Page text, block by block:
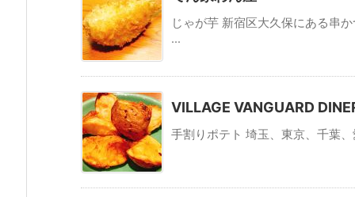
じゃが芋 新宿区大久保にある串
...
VILLAGE VANGUARD
手割りポテト 埼玉、東京、千葉